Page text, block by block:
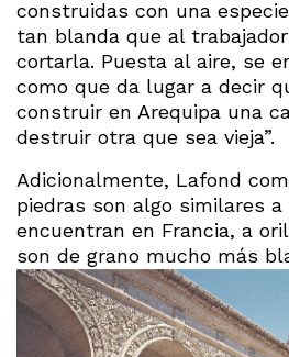
construidas con una
tan blanda que al
cortarla. Puesta al aire, se
como que da lugar a decir
construir en Arequipa una
destruir otra que sea vieja”.
Adicionalmente, Lafond
piedras son algo similares
encuentran en Francia, a
son de grano mucho más